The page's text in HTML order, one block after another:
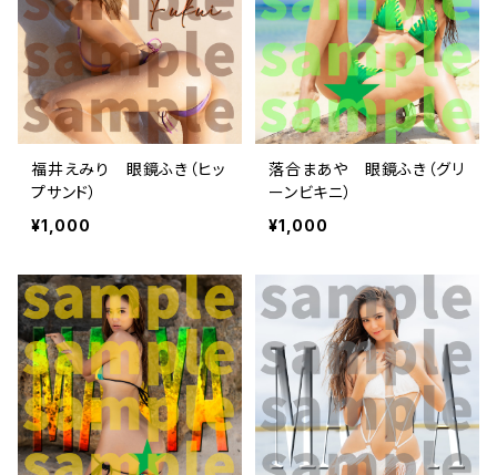
福井えみり 眼鏡ふき（ヒッ
プサンド）
¥1,000
落合まあや 眼鏡ふき（グリ
ーンビキニ）
¥1,000